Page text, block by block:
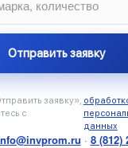
заявку»,
с
данных
· 8 (812)